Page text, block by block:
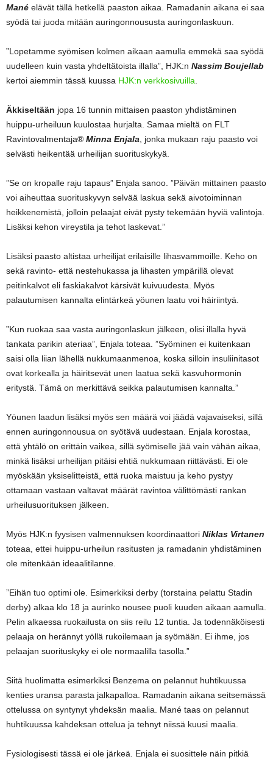
Mané elävät tällä hetkellä paaston aikaa. Ramadanin aikana ei saa
syödä tai juoda mitään auringonnoususta auringonlaskuun.
”Lopetamme syömisen kolmen aikaan aamulla emmekä saa syödä
uudelleen kuin vasta yhdeltätoista illalla”, HJK:n Nassim Boujellab
kertoi aiemmin tässä kuussa HJK:n verkkosivuilla
Äkkiseltään jopa 16 tunnin mittaisen paaston yhdistäminen
huippu-urheiluun kuulostaa hurjalta. Samaa mieltä on FLT
Ravintovalmentaja® Minna Enjala , jonka mukaan raju paasto voi
selvästi heikentää urheilijan suorituskykyä.
”Se on kropalle raju tapaus” Enjala sanoo. ”Päivän mittainen paasto
voi aiheuttaa suorituskyvyn selvää laskua sekä aivotoiminnan
heikkenemistä, jolloin pelaajat eivät pysty tekemään hyviä valintoja.
Lisäksi kehon vireystila ja tehot laskevat.”
Lisäksi paasto altistaa urheilijat erilaisille lihasvammoille. Keho on
sekä ravinto- että nestehukassa ja lihasten ympärillä olevat
peitinkalvot eli faskiakalvot kärsivät kuivuudesta. Myös
palautumisen kannalta elintärkeä yöunen laatu voi häiriintyä.
”Kun ruokaa saa vasta auringonlaskun jälkeen, olisi illalla hyvä
tankata parikin ateriaa”, Enjala toteaa. ”Syöminen ei kuitenkaan
saisi olla liian lähellä nukkumaanmenoa, koska silloin insuliinitasot
ovat korkealla ja häiritsevät unen laatua sekä kasvuhormonin
eritystä. Tämä on merkittävä seikka palautumisen kannalta.”
Yöunen laadun lisäksi myös sen määrä voi jäädä vajavaiseksi, sillä
ennen auringonnousua on syötävä uudestaan. Enjala korostaa,
että yhtälö on erittäin vaikea, sillä syömiselle jää vain vähän aikaa,
minkä lisäksi urheilijan pitäisi ehtiä nukkumaan riittävästi. Ei ole
myöskään yksiselitteistä, että ruoka maistuu ja keho pystyy
ottamaan vastaan valtavat määrät ravintoa välittömästi rankan
urheilusuorituksen jälkeen.
Myös HJK:n fyysisen valmennuksen koordinaattori Niklas Virtanen
toteaa, ettei huippu-urheilun rasitusten ja ramadanin yhdistäminen
ole mitenkään ideaalitilanne.
”Eihän tuo optimi ole. Esimerkiksi derby (torstaina pelattu Stadin
derby) alkaa klo 18 ja aurinko nousee puoli kuuden aikaan aamulla.
Pelin alkaessa ruokailusta on siis reilu 12 tuntia. Ja todennäköisesti
pelaaja on herännyt yöllä rukoilemaan ja syömään. Ei ihme, jos
pelaajan suorituskyky ei ole normaalilla tasolla.”
Siitä huolimatta esimerkiksi Benzema on pelannut huhtikuussa
kenties uransa parasta jalkapalloa. Ramadanin aikana seitsemässä
ottelussa on syntynyt yhdeksän maalia. Mané taas on pelannut
huhtikuussa kahdeksan ottelua ja tehnyt niissä kuusi maalia.
Fysiologisesti tässä ei ole järkeä. Enjala ei suosittele näin pitkiä